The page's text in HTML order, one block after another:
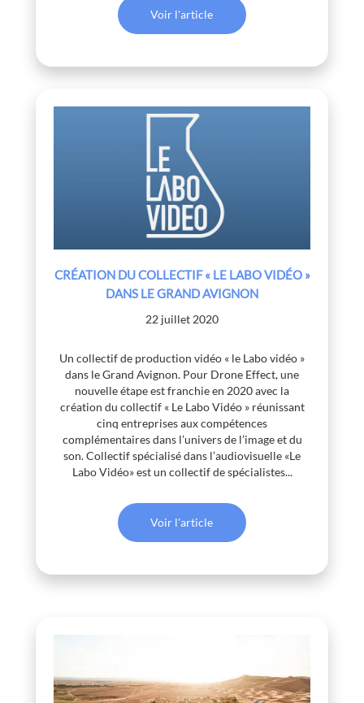
Voir l'article
CRÉATION DU COLLECTIF « LE LABO VIDÉO »
DANS LE GRAND AVIGNON
22 juillet 2020
Un collectif de production vidéo « le Labo vidéo »
dans le Grand Avignon. Pour Drone Effect, une
nouvelle étape est franchie en 2020 avec la
création du collectif « Le Labo Vidéo » réunissant
cinq entreprises aux compétences
complémentaires dans l’univers de l’image et du
son. Collectif spécialisé dans l’audiovisuelle «Le
Labo Vidéo» est un collectif de spécialistes...
Voir l'article